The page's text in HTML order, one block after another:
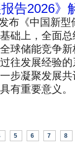
告2026》
布《中国新
础上，全面总
球储能竞争
往发展经验
步凝聚发展
有重要意义。
5 6 7 8